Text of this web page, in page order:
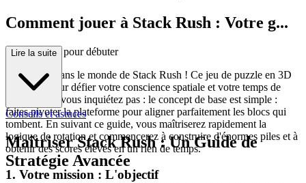
Comment jouer à Stack Rush : Votre g...
uide complet pour débuter
Bienvenue dans le monde de Stack Rush ! Ce jeu de puzzle en 3D
est conçu pour défier votre conscience spatiale et votre temps de
réaction. Ne vous inquiétez pas : le concept de base est simple :
faites pivoter la plateforme pour aligner parfaitement les blocs qui
tombent. En suivant ce guide, vous maîtriserez rapidement la
logique de rotation et commencerez à construire d'énormes piles et à
obtenir des scores élevés en un rien de temps.
1. Votre mission : L'objectif
Lire la suite
Conseils et astuces
Maîtriser Stack Rush : Un Guide de
Stratégie Avancée